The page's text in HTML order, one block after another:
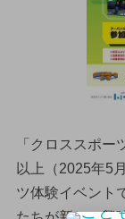
「クロススポ
以上（2025年5
ツ体験イベント